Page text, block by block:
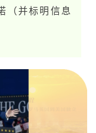
（并标明信息